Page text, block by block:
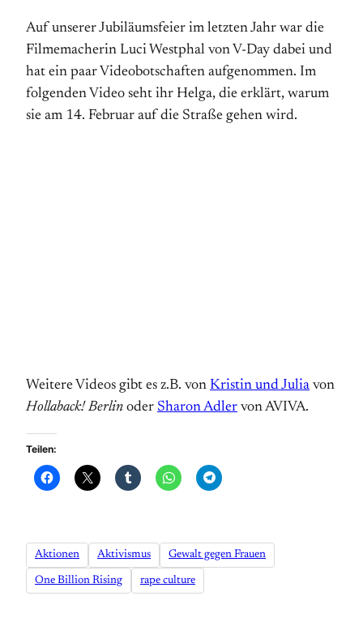
Auf unserer Jubiläumsfeier im letzten Jahr war die
Filmemacherin Luci Westphal von V-Day dabei und
hat ein paar Videobotschaften aufgenommen. Im
folgenden Video seht ihr Helga, die erklärt, warum
sie am 14. Februar auf die Straße gehen wird.
Weitere Videos gibt es z.B. von Kristin und Julia von
Hollaback! Berlin oder Sharon Adler von AVIVA.
Teilen:
Aktionen Aktivismus Gewalt gegen Frauen
One Billion Rising rape culture